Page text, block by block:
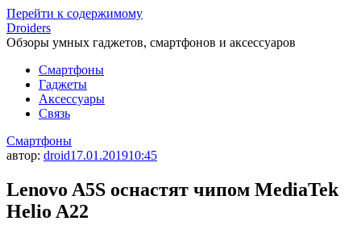
Перейти к содержимому
Droiders
Обзоры умных гаджетов, смартфонов и аксессуаров
Смартфоны
Гаджеты
Аксессуары
Связь
Смартфоны
автор: droid17.01.201910:45
Lenovo A5S оснастят чипом MediaTek
Helio A22